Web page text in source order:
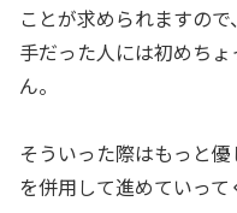
ことが求められますの
手だった人には初めち
ん。
そういった際はもっと
を併用して進めていって